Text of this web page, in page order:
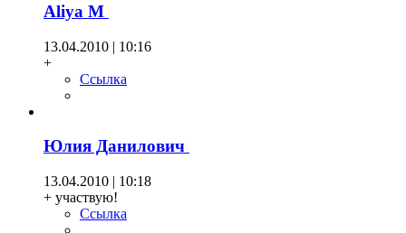
Aliya М
13.04.2010 | 10:16
+
Ссылка
Юлия Данилович
13.04.2010 | 10:18
+ участвую!
Ссылка